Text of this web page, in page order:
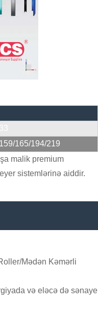
165/194/219
malik premium
sistemlərinə aiddir.
Mədən Kəmərli
və eləcə də sənaye